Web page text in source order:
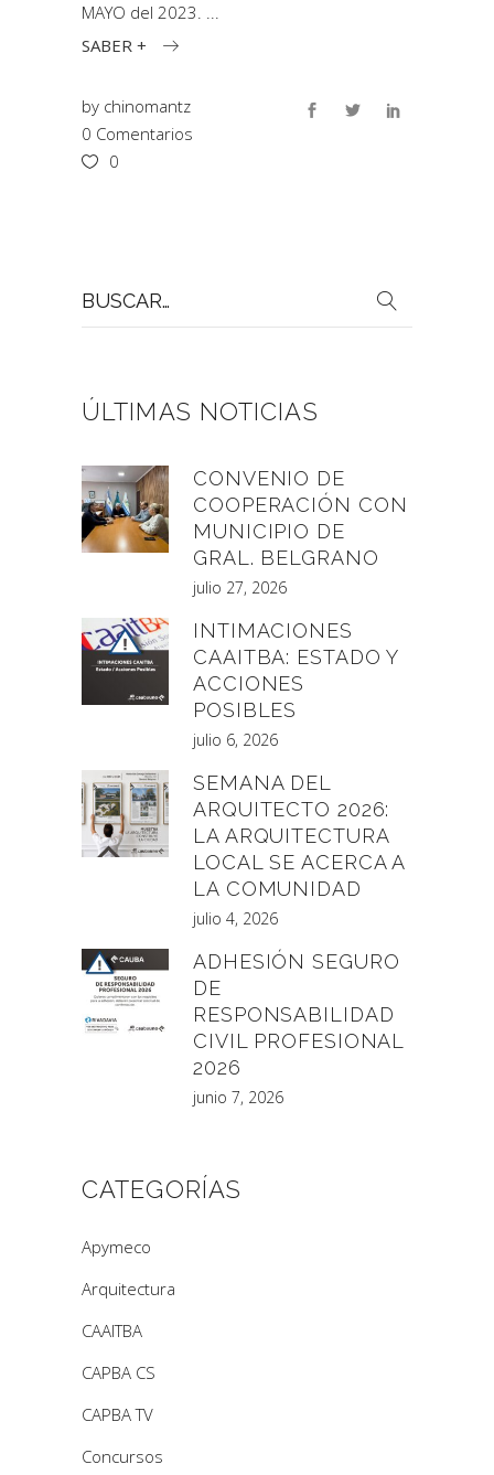
MAYO del 2023.
SABER +
by chinomantz
0 Comentarios
0
por:
ÚLTIMAS NOTICIAS
CONVENIO DE
COOPERACIÓN CON
MUNICIPIO DE
GRAL. BELGRANO
julio 27, 2026
INTIMACIONES
CAAITBA: ESTADO Y
ACCIONES
POSIBLES
julio 6, 2026
SEMANA DEL
ARQUITECTO 2026:
LA ARQUITECTURA
LOCAL SE ACERCA A
LA COMUNIDAD
julio 4, 2026
ADHESIÓN SEGURO
DE
RESPONSABILIDAD
CIVIL PROFESIONAL
2026
junio 7, 2026
CATEGORÍAS
Apymeco
Arquitectura
CAAITBA
CAPBA CS
CAPBA TV
Concursos